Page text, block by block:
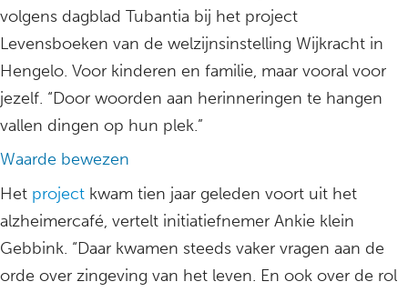
volgens dagblad Tubantia bij het project
Levensboeken van de welzijnsinstelling Wijkracht in
Hengelo. Voor kinderen en familie, maar vooral voor
jezelf. “Door woorden aan herinneringen te hangen
vallen dingen op hun plek.”
Waarde bewezen
Het project kwam tien jaar geleden voort uit het
alzheimercafé, vertelt initiatiefnemer Ankie klein
Gebbink. “Daar kwamen steeds vaker vragen aan de
orde over zingeving van het leven. En ook over de rol